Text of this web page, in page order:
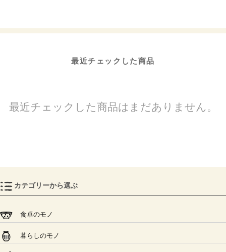
最近チェックした商品
最近チェックした商品はまだありません。
カテゴリーから選ぶ
食卓のモノ
暮らしのモノ